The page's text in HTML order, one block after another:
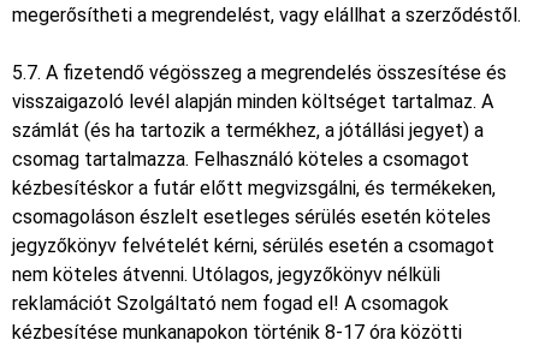
megerősítheti a megrendelést, vagy elállhat a szerződéstől.
5.7. A fizetendő végösszeg a megrendelés összesítése és
visszaigazoló levél alapján minden költséget tartalmaz. A
számlát (és ha tartozik a termékhez, a jótállási jegyet) a
csomag tartalmazza. Felhasználó köteles a csomagot
kézbesítéskor a futár előtt megvizsgálni, és termékeken,
csomagoláson észlelt esetleges sérülés esetén köteles
jegyzőkönyv felvételét kérni, sérülés esetén a csomagot
nem köteles átvenni. Utólagos, jegyzőkönyv nélküli
reklamációt Szolgáltató nem fogad el! A csomagok
kézbesítése munkanapokon történik 8-17 óra közötti